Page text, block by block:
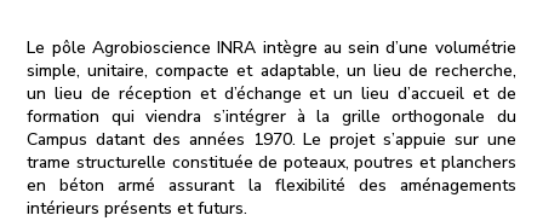
Le pôle Agrobioscience INRA intègre au sein d’une volumétrie
simple, unitaire, compacte et adaptable, un lieu de recherche,
un lieu de réception et d’échange et un lieu d’accueil et de
formation qui viendra s’intégrer à la grille orthogonale du
Campus datant des années 1970. Le projet s’appuie sur une
trame structurelle constituée de poteaux, poutres et planchers
en béton armé assurant la flexibilité des aménagements
intérieurs présents et futurs.